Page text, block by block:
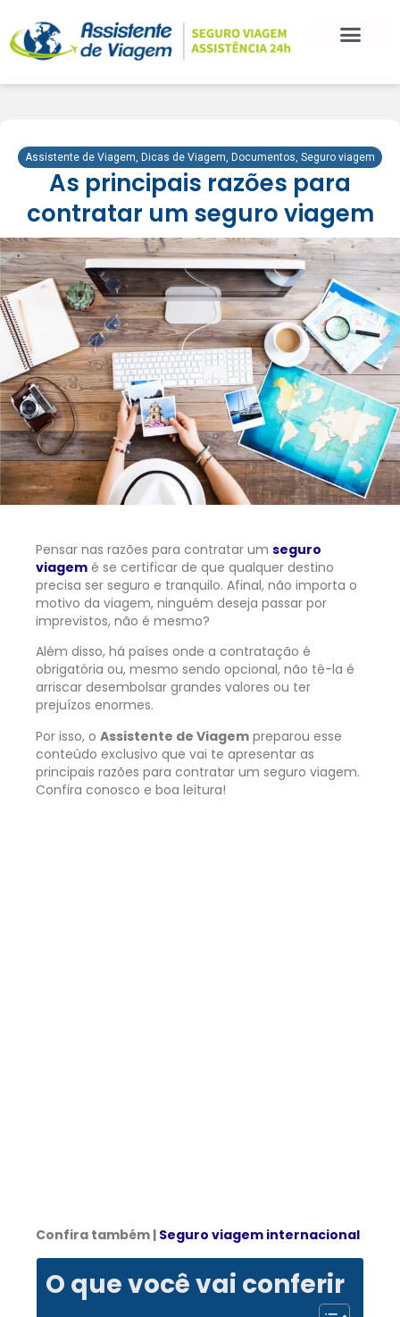
Assistente de Viagem, Dicas de Viagem, Documentos, Seguro viagem
As principais razões para
contratar um seguro viagem
Pensar nas razões para contratar um seguro
viagem é se certificar de que qualquer destino
precisa ser seguro e tranquilo. Afinal, não importa o
motivo da viagem, ninguém deseja passar por
imprevistos, não é mesmo?
Além disso, há países onde a contratação é
obrigatória ou, mesmo sendo opcional, não tê-la é
arriscar desembolsar grandes valores ou ter
prejuízos enormes.
Por isso, o Assistente de Viagem preparou esse
conteúdo exclusivo que vai te apresentar as
principais razões para contratar um seguro viagem.
Confira conosco e boa leitura!
Confira também | Seguro viagem internacional
O que você vai conferir